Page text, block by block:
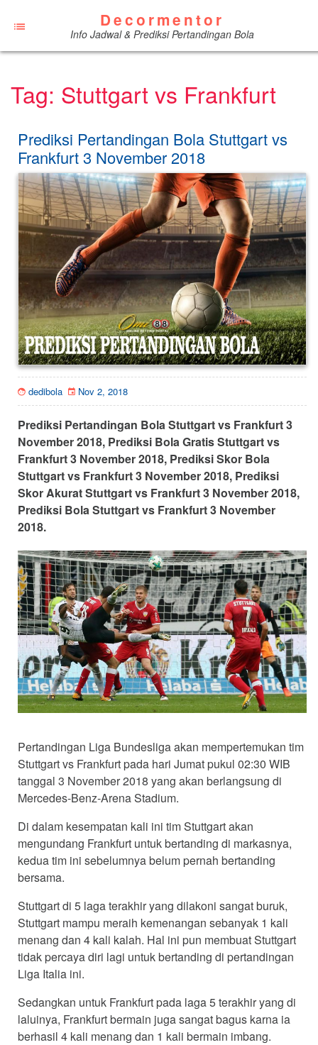
Decormentor
Info Jadwal & Prediksi Pertandingan Bola
Tag: Stuttgart vs Frankfurt
Prediksi Pertandingan Bola Stuttgart vs
Frankfurt 3 November 2018
dedibola Nov 2, 2018
Prediksi Pertandingan Bola Stuttgart vs Frankfurt 3
November 2018, Prediksi Bola Gratis Stuttgart vs
Frankfurt 3 November 2018, Prediksi Skor Bola
Stuttgart vs Frankfurt 3 November 2018, Prediksi
Skor Akurat Stuttgart vs Frankfurt 3 November 2018,
Prediksi Bola Stuttgart vs Frankfurt 3 November
2018.
Pertandingan Liga Bundesliga akan mempertemukan tim
Stuttgart vs Frankfurt pada hari Jumat pukul 02:30 WIB
tanggal 3 November 2018 yang akan berlangsung di
Mercedes-Benz-Arena Stadium.
Di dalam kesempatan kali ini tim Stuttgart akan
mengundang Frankfurt untuk bertanding di markasnya,
kedua tim ini sebelumnya belum pernah bertanding
bersama.
Stuttgart di 5 laga terakhir yang dilakoni sangat buruk,
Stuttgart mampu meraih kemenangan sebanyak 1 kali
menang dan 4 kali kalah. Hal ini pun membuat Stuttgart
tidak percaya diri lagi untuk bertanding di pertandingan
Liga Italia ini.
Sedangkan untuk Frankfurt pada laga 5 terakhir yang di
laluinya, Frankfurt bermain juga sangat bagus karna ia
berhasil 4 kali menang dan 1 kali bermain imbang.